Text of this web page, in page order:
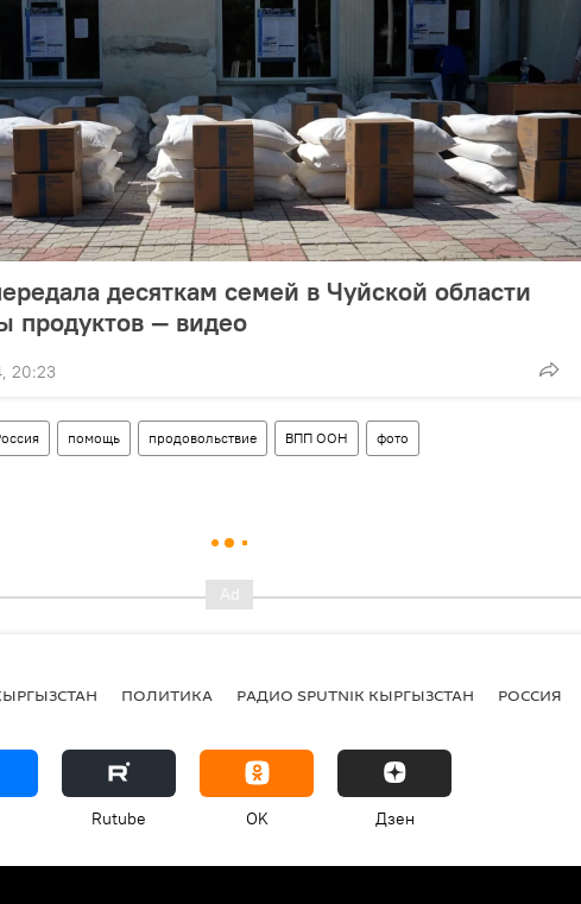
десяткам семей в Чуйской области
продуктов — видео
20:23
помощь продовольствие ВПП ООН фото
ПОЛИТИКА РАДИО SPUTNIK КЫРГЫЗСТАН РОССИЯ
Rutube OK Дзен